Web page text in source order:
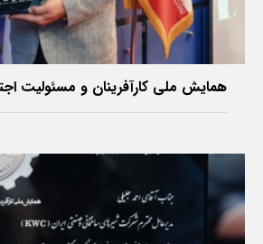
‌همایش ملی کارآفرینان و مسئولیت